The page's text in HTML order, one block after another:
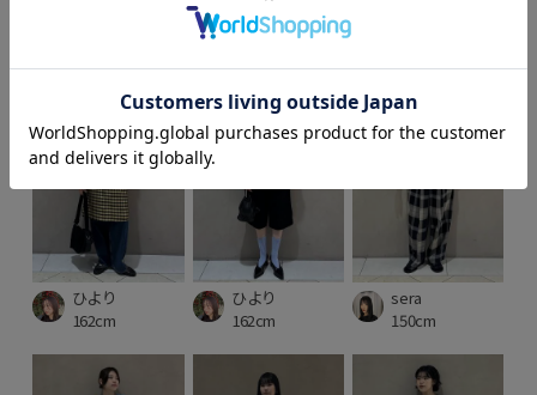
同じショップのスタイリング/ブログ
ひより
162cm
ひより
162cm
sera
150cm